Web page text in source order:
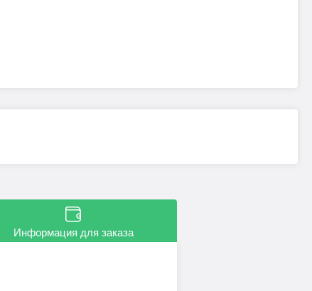
Информация для заказа